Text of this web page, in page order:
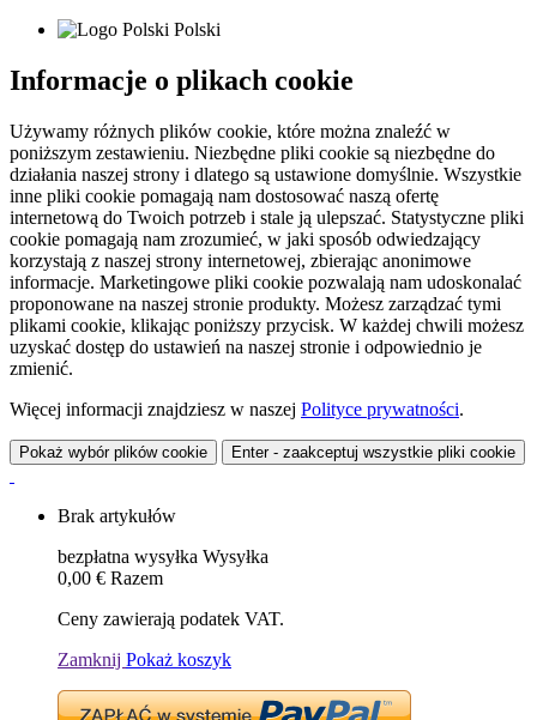
Polski
Informacje o plikach cookie
Używamy różnych plików cookie, które można znaleźć w
poniższym zestawieniu. Niezbędne pliki cookie są niezbędne do
działania naszej strony i dlatego są ustawione domyślnie. Wszystkie
inne pliki cookie pomagają nam dostosować naszą ofertę
internetową do Twoich potrzeb i stale ją ulepszać. Statystyczne pliki
cookie pomagają nam zrozumieć, w jaki sposób odwiedzający
korzystają z naszej strony internetowej, zbierając anonimowe
informacje. Marketingowe pliki cookie pozwalają nam udoskonalać
proponowane na naszej stronie produkty. Możesz zarządzać tymi
plikami cookie, klikając poniższy przycisk. W każdej chwili możesz
uzyskać dostęp do ustawień na naszej stronie i odpowiednio je
zmienić.
Więcej informacji znajdziesz w naszej Polityce prywatności.
Pokaż wybór plików cookie Enter - zaakceptuj wszystkie pliki cookie
Brak artykułów
bezpłatna wysyłka Wysyłka
0,00 € Razem
Ceny zawierają podatek VAT.
Zamknij Pokaż koszyk